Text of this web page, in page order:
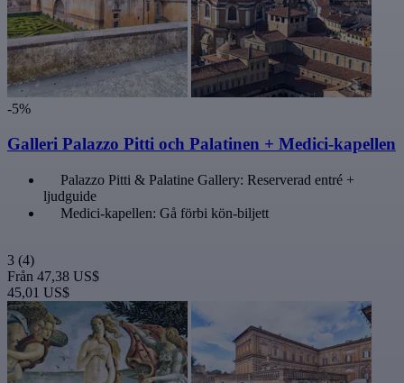
-5%
Galleri Palazzo Pitti och Palatinen + Medici-kapellen
Palazzo Pitti & Palatine Gallery: Reserverad entré +
ljudguide
Medici-kapellen: Gå förbi kön-biljett
3 (4)
Från 47,38 US$
45,01 US$